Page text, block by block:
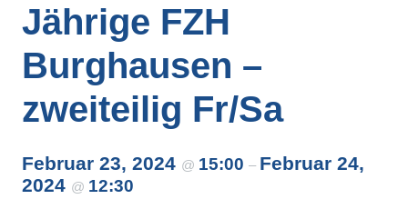
Jährige FZH
Burghausen –
zweiteilig Fr/Sa
Februar 23, 2024 @ 15:00 – Februar 24,
2024 @ 12:30